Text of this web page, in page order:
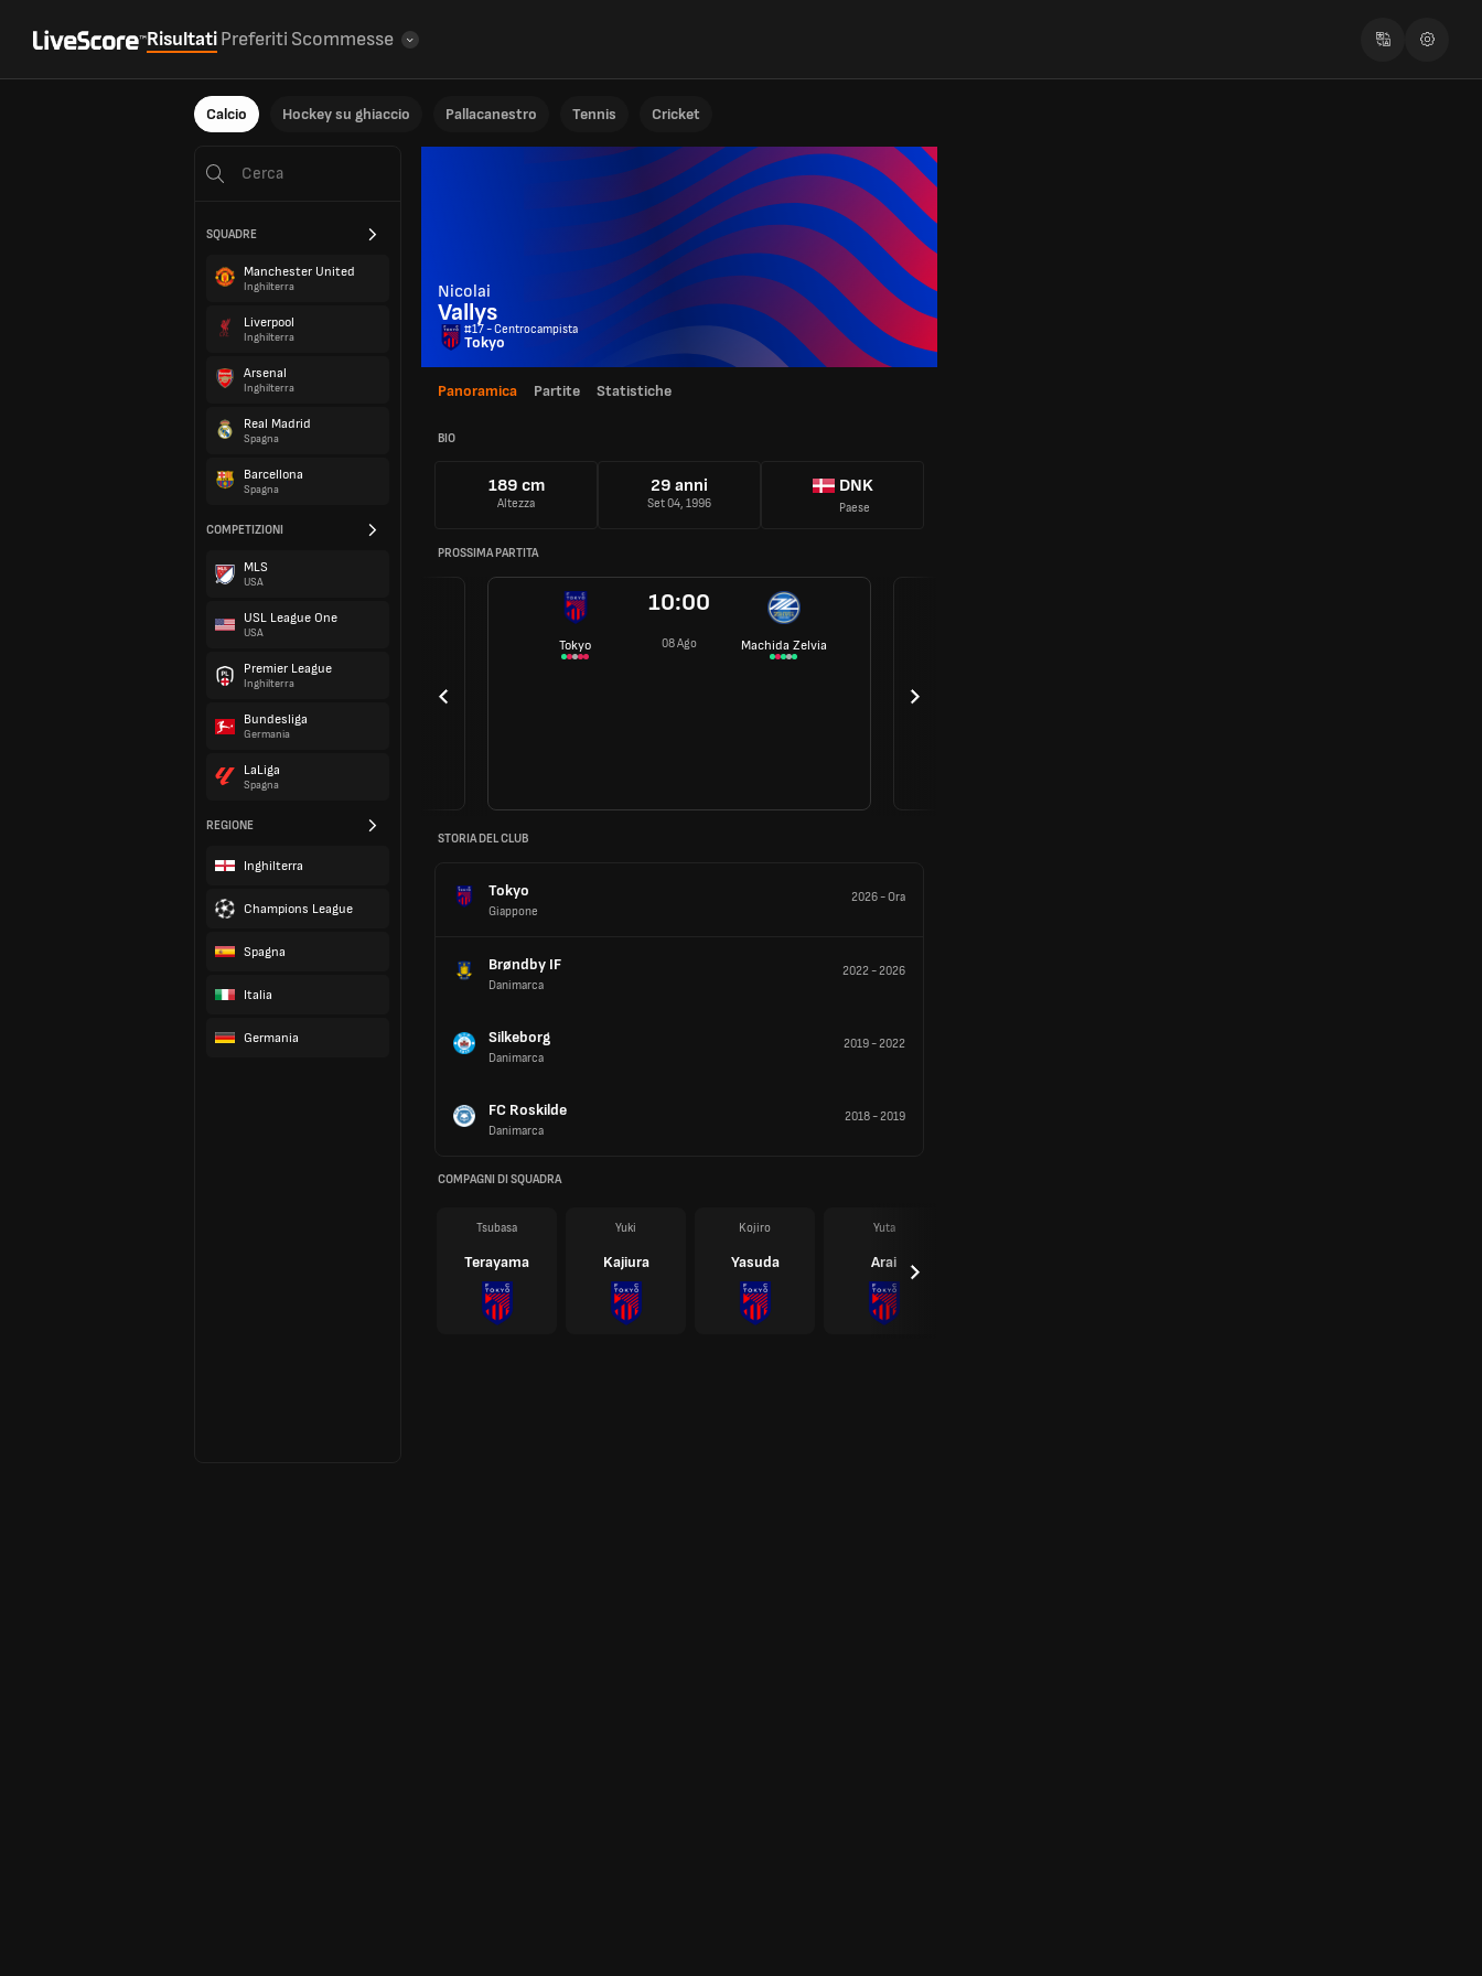
RisultatiPreferiti Scommesse
Calcio Hockey su ghiaccio Pallacanestro Tennis Cricket
SQUADRE
Manchester United
Inghilterra
Liverpool
Inghilterra
Arsenal
Inghilterra
Real Madrid
Spagna
Barcellona
Spagna
COMPETIZIONI
MLS
USA
USL League One
USA
Premier League
Inghilterra
Bundesliga
Germania
LaLiga
Spagna
REGIONE
Inghilterra
Champions League
Spagna
Italia
Germania
Nicolai
Vallys
#17 - Centrocampista
Tokyo
Panoramica Partite Statistiche
BIO
189 cm
Altezza
29 anni
Set 04, 1996
DNK
Paese
PROSSIMA PARTITA
Tokyo
10:00
08 Ago Machida Zelvia
STORIA DEL CLUB
Tokyo
Giappone
2026-Ora
Brøndby IF
Danimarca
2022-2026
Silkeborg
Danimarca
2019-2022
FC Roskilde
Danimarca
2018-2019
COMPAGNI DI SQUADRA
Tsubasa
Terayama
Yuki
Kajiura
Kojiro
Yasuda
Yuta
Arai